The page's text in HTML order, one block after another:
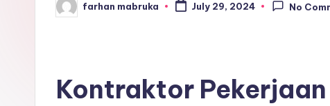
Posted
by
farhan mabruka July 29, 2024 No
Kontraktor